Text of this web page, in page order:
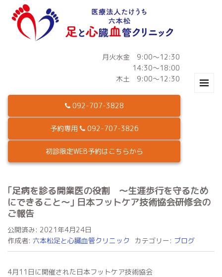
月火水金 9:00～12:30
14:30～18:00
木土 9:00～12:30
092-707-3828
予約専用 092-707-3826
初診限定WEB予約はこちらから
｢足病を診る開業医の役割 〜生涯歩行を守るため
にできること〜｣ 日本フットケア技術協会研修会の
ご報告
公開済み: 2021年4月24日
作成者: 六本松足と心臓血管クリニック カテゴリー: ブログ
4月11日に開催された日本フットケア技術協会